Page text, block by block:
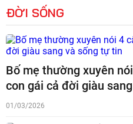
ĐỜI SỐNG
Bố mẹ thường xuyên
con gái cả đời giàu
01/03/2026